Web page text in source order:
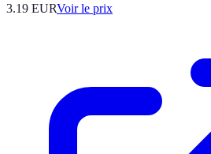
3.19 EURVoir le prix